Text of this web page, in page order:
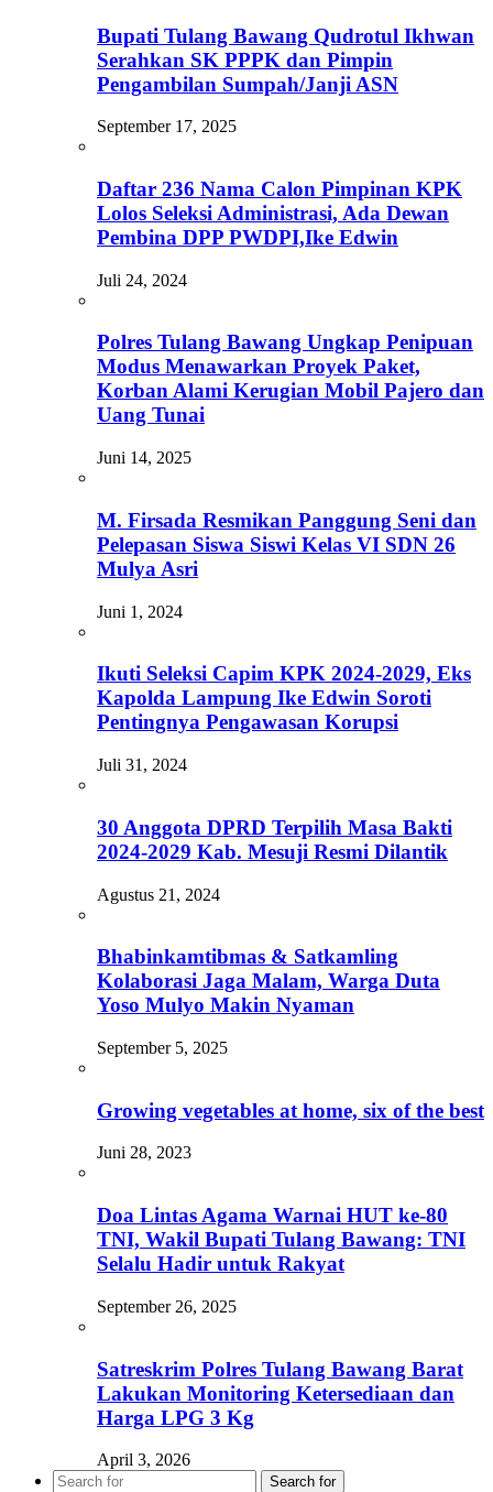
Bupati Tulang Bawang Qudrotul Ikhwan
Serahkan SK PPPK dan Pimpin
Pengambilan Sumpah/Janji ASN
September 17, 2025
Daftar 236 Nama Calon Pimpinan KPK
Lolos Seleksi Administrasi, Ada Dewan
Pembina DPP PWDPI,Ike Edwin
Juli 24, 2024
Polres Tulang Bawang Ungkap Penipuan
Modus Menawarkan Proyek Paket,
Korban Alami Kerugian Mobil Pajero dan
Uang Tunai
Juni 14, 2025
M. Firsada Resmikan Panggung Seni dan
Pelepasan Siswa Siswi Kelas VI SDN 26
Mulya Asri
Juni 1, 2024
Ikuti Seleksi Capim KPK 2024-2029, Eks
Kapolda Lampung Ike Edwin Soroti
Pentingnya Pengawasan Korupsi
Juli 31, 2024
30 Anggota DPRD Terpilih Masa Bakti
2024-2029 Kab. Mesuji Resmi Dilantik
Agustus 21, 2024
Bhabinkamtibmas & Satkamling
Kolaborasi Jaga Malam, Warga Duta
Yoso Mulyo Makin Nyaman
September 5, 2025
Growing vegetables at home, six of the best
Juni 28, 2023
Doa Lintas Agama Warnai HUT ke-80
TNI, Wakil Bupati Tulang Bawang: TNI
Selalu Hadir untuk Rakyat
September 26, 2025
Satreskrim Polres Tulang Bawang Barat
Lakukan Monitoring Ketersediaan dan
Harga LPG 3 Kg
April 3, 2026
Search for